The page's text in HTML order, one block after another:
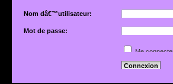
Nom dâ€™utilisateur:
Mot de passe:
Renvoyer
Me
Cacher mon